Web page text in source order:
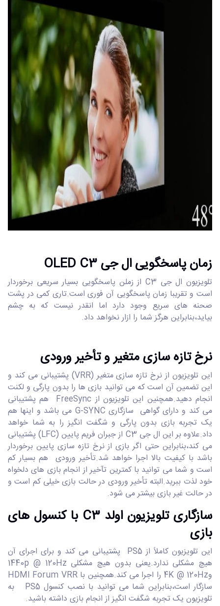
زمان پاسخگویی ال جی OLED C3
تلویزیون ال جی C3 از زملن پاسخگویی بسیار سریعی برخوردار
است و تقریبا زمان پاسخگویی آن فوری است.تاری کمی در پشت
صحنه های سریع وجود دارد اما انقدر نیست که به چشم
بیاید،بنابراین هرگز شما را ازار نخواهد داد.
نرخ تازه سازی متغیر و تأخیر ورودی
این تلویزیون از نرخ تازه سازی متغیر (VRR) پشتیبانی می کند و
این تضمین آن است که می توانید بازی ها را بدون پارگی و لکنت
انجام دهید.همچنین این تلویزیون از FreeSync هم پشتیبانی
می کند و دارای گواهی سازگاری G-SYNC می باشد و اینها هم
یک تجربه بازی بدون پارگی و شگفت انگیز را به شما خواهد
داد.علاوه بر این ال جی C3 از جبران فریم پایین (LFC) پشتیبانی
می کند،بنابراین حتی اگر بازی از نرخ تازه سازی پایین برخوردار
باشد با کیفیت بالا اجرا خواهد شد.تأخیر ورودی هم بسیار کم
است و شما می توانید با کمترین تآخیر از انجام بازی های دلخواه
خود لذت ببرید.البته تأخیر ورودی در حالت بازی خیلی کم است و
در حالت غیر بازی بیشتر می شود.
سازگاری تلویزیون اولد C3 با کنسول های
بازی
این تلویزیون کاملاً از PS5 پشتیبانی می کند و برای اجرای آن
هیچ مشکلی ندارد.یعنی بدون هیچ مشکلی 1440p @ 120Hz
و4K @ 120Hz را اجرا می کند.همچنین با HDMI Forum VRR
سازگار است،بنابراین شما می توانید با نصب کنسول PS5 به
تلویزیون یک تجربه شگفت انگیز از انجام بازی داشته باشید.